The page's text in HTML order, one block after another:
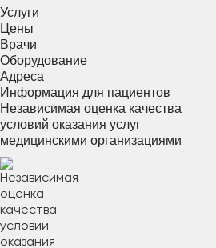
Услуги
Цены
Врачи
Оборудование
Адреса
Информация для пациентов
Независимая оценка качества
условий оказания услуг
медицинскими организациями